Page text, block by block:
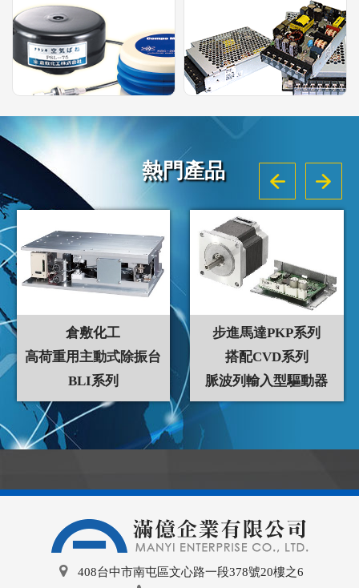
熱門產品
倉敷化工
高荷重用主動式除振台
BLI系列
步進馬達PKP系列
搭配CVD系列
脈波列輸入型驅動器
408台中市南屯區文心路一段378號20樓之6